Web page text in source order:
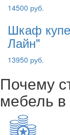
14500 руб.
Шкаф
Лайн"
13950 руб.
Почему
мебель